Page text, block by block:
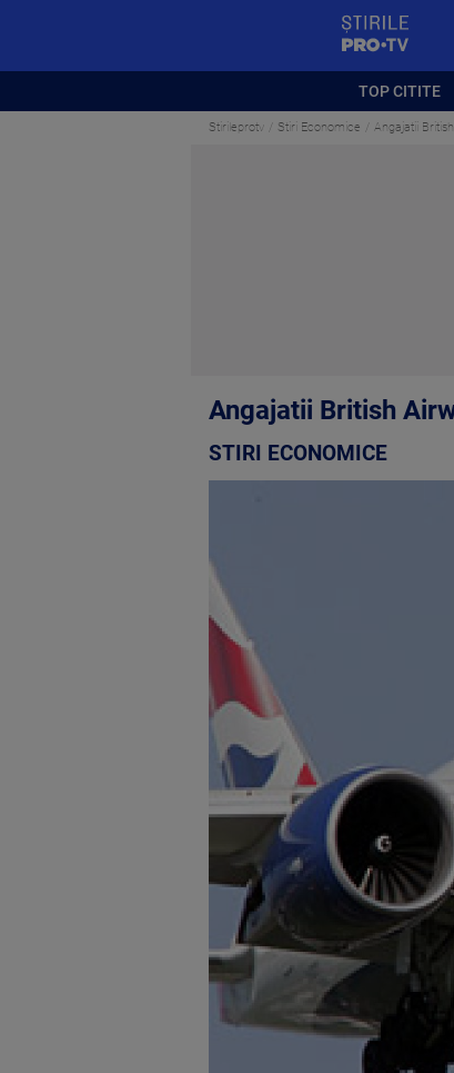
TOP CITITE
Stirileprotv Stiri Economice Angajatii
Angajatii British
STIRI ECONOMICE